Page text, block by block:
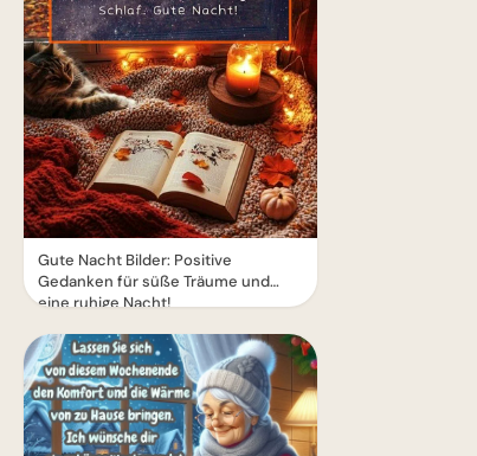
Gute Nacht Bilder: Positive
Gedanken für süße Träume und
eine ruhige Nacht!